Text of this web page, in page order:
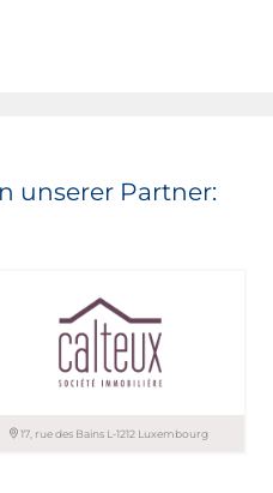
unserer Partner:
17, rue des Bains L-1212 Luxembourg